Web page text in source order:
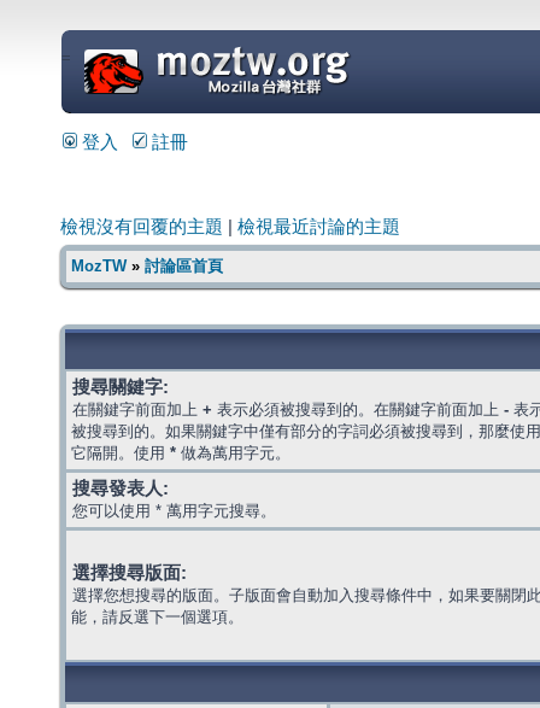
=
登入 註冊
檢視沒有回覆的主題 檢視最近討論的主題
MozTW» 討論區首頁
搜尋關鍵字:
在關鍵字前面加上 + 表示必須被搜尋到的。在關鍵字前面加上 - 表
被搜尋到的。如果關鍵字中僅有部分的字詞必須被搜尋到，那麼使
它隔開。使用 * 做為萬用字元。
搜尋發表人:
您可以使用 * 萬用字元搜尋。
選擇搜尋版面:
選擇您想搜尋的版面。子版面會自動加入搜尋條件中，如果要關閉
能，請反選下一個選項。